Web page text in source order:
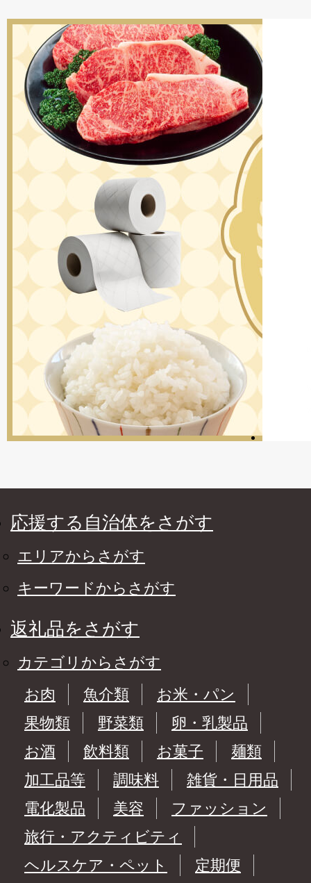
応援する自治体をさがす
エリアからさがす
キーワードからさがす
返礼品をさがす
カテゴリからさがす
お肉
魚介類
お米・パン
果物類
野菜類
卵・乳製品
お酒
飲料類 お菓子
麺類
加工品等
調味料
雑貨・日用品
電化製品
美容
ファッション
旅行・アクティビティ
ヘルスケア・ペット
定期便